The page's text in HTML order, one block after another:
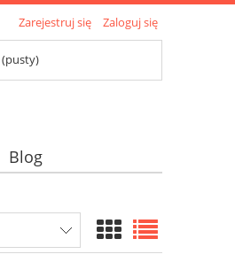
Zarejestruj się Zaloguj się
(pusty)
Blog